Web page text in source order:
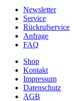
Newsletter
Service
Rückrufservice
Anfrage
FAQ
Shop
Kontakt
Impressum
Datenschutz
AGB